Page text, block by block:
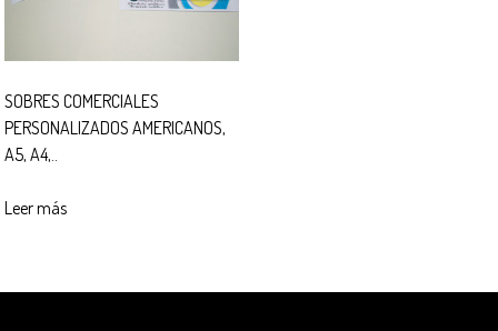
SOBRES COMERCIALES
PERSONALIZADOS AMERICANOS,
A5, A4,..
Leer más